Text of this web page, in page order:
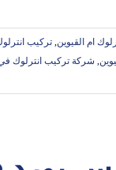
ام القيوين, تركيب
, شركة تركيب انترلوك في